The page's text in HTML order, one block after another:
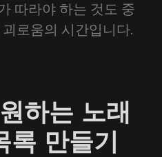
따라야 하는 것도 중
로움의 시간입니다.
하는 노래
록 만들기